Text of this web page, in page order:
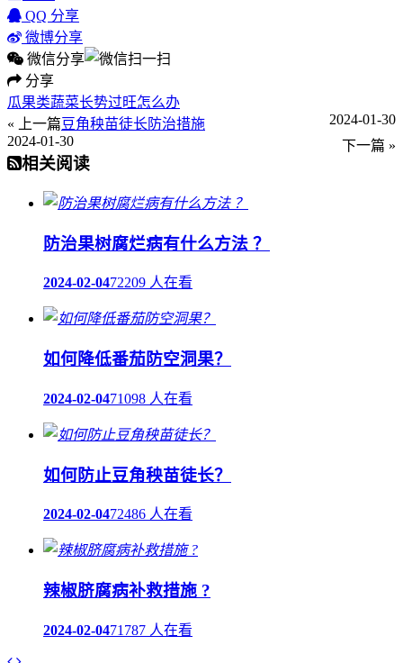
QQ 分享
微博分享
微信分享
分享
瓜果类蔬菜长势过旺怎么办
« 上一篇
2024-01-30
豆角秧苗徒长防治措施
下一篇 »
2024-01-30
相关阅读
防治果树腐烂病有什么方法 ？
2024-02-0472209 人在看
如何降低番茄防空洞果？
2024-02-0471098 人在看
如何防止豆角秧苗徒长？
2024-02-0472486 人在看
辣椒脐腐病补救措施 ?
2024-02-0471787 人在看